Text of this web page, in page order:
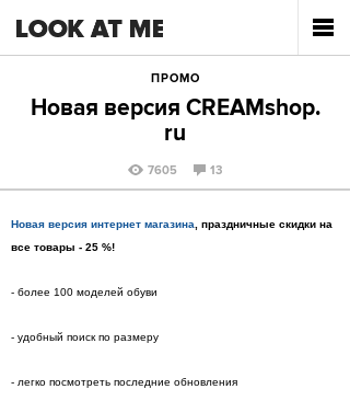
ПРОМО
Новая версия CREAMshop.
ru
7605 13
Новая версия интернет магазина , праздничные скидки на
все товары - 25 %!
- более 100 моделей обуви
- удобный поиск по размеру
- легко посмотреть последние обновления